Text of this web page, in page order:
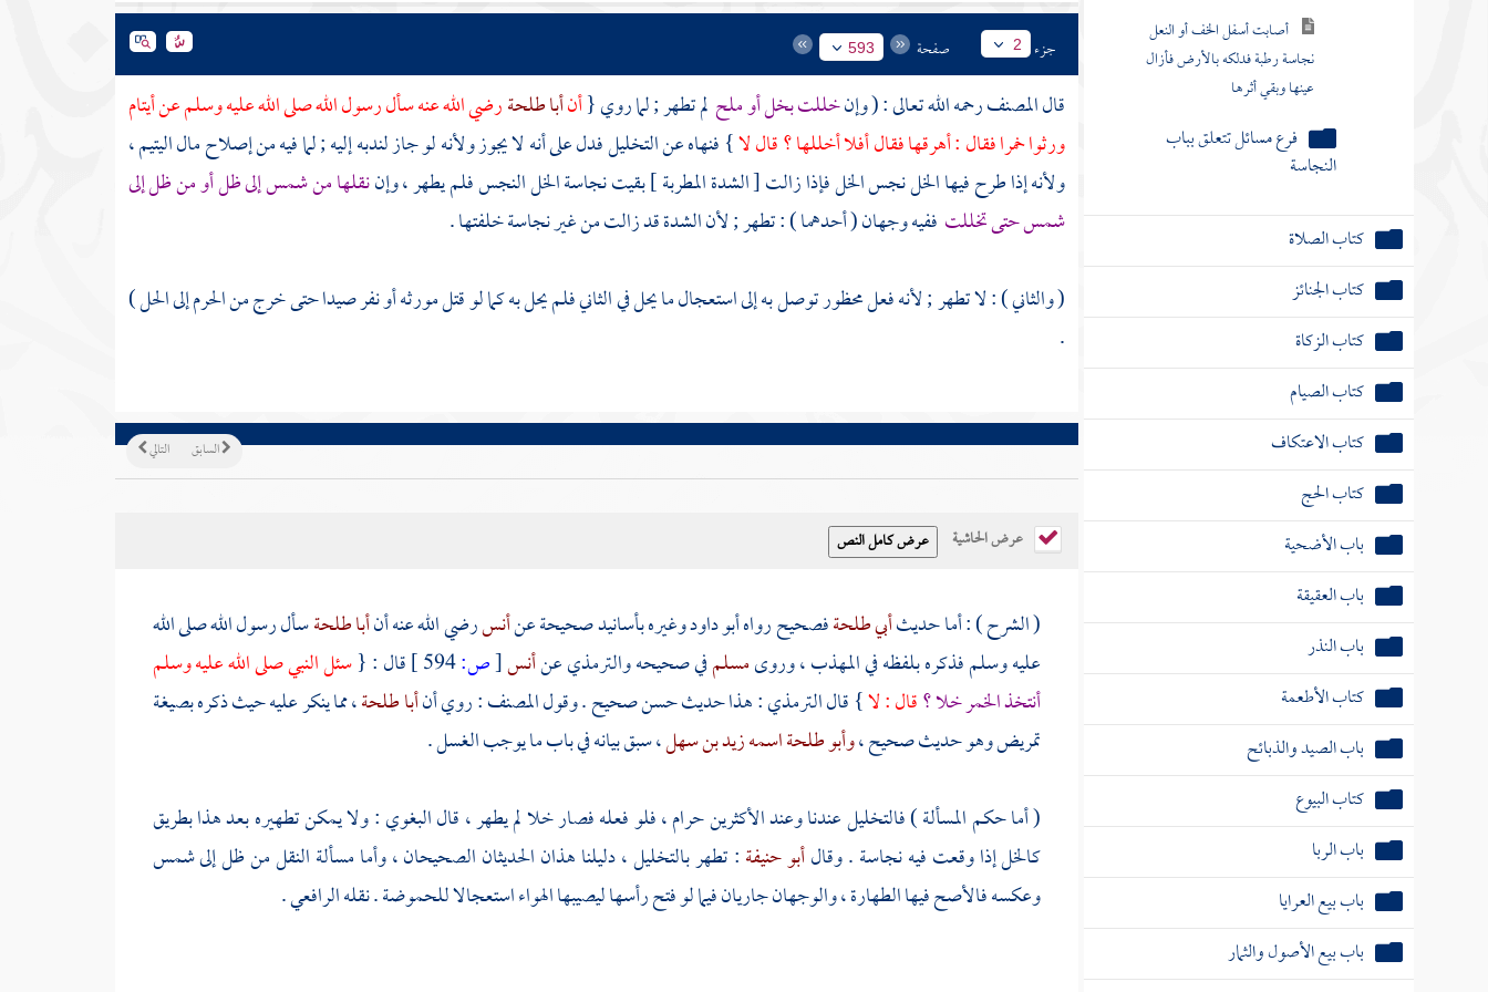
أصابت أسفل الخف أو النعل
نجاسة رطبة فدلكه بالأرض فأزال
عينها وبقي أثرها
فرع مسائل تتعلق بباب
النجاسة
كتاب الصلاة
كتاب الجنائز
كتاب الزكاة
كتاب الصيام
كتاب الاعتكاف
كتاب الحج
باب الأضحية
باب العقيقة
باب النذر
كتاب الأطعمة
باب الصيد والذبائح
كتاب البيوع
باب الربا
باب بيع العرايا
باب بيع الأصول والثمار
جزء 2 صفحة 593
قالالمصنفرحمه الله تعالى : ( وإنخللت بخل أو ملح لم تطهر ; لما روي {أنأبا طلحةرضي الله عنه سأل رسول الله صلى الله عليه وسلم عن أيتام
ورثوا خمرا فقال : أهرقها فقال أفلا أخللها ؟ قال لا} فنهاه عن التخليل فدل على أنه لا يجوز ولأنه لو جاز لندبه إليه ; لما فيه من إصلاح مال اليتيم ،
ولأنه إذا طرح فيها الخل نجس الخل فإذا زالت [ الشدة المطربة ] بقيت نجاسة الخل النجس فلم يطهر ، وإننقلها من شمس إلى ظل أو من ظل إلى
شمس حتى تخللت ففيه وجهان ( أحدهما ) : تطهر ; لأن الشدة قد زالت من غير نجاسة خلفتها .
( والثاني ) : لا تطهر ; لأنه فعل محظور توصل به إلى استعجال ما يحل في الثاني فلم يحل به كما لو قتل مورثه أو نفر صيدا حتى خرج من الحرم إلى الحل )
.
التالي السابق
عرض الحاشية
( الشرح ) : أما حديثأبي طلحةفصحيح رواهأبو داودوغيره بأسانيد صحيحة عنأنسرضي الله عنه أنأبا طلحةسأل رسول الله صلى الله
عليه وسلم فذكره بلفظه في المهذب ، وروىمسلمفي صحيحهوالترمذيعنأنس[ص: قال : {سئل النبي صلى الله عليه وسلم
أنتخذ الخمر خلا ؟قال : لا} قالالترمذي: هذا حديث حسن صحيح . وقولالمصنف: روي أنأبا طلحة، مما ينكر عليه حيث ذكره بصيغة
تمريض وهو حديث صحيح ،وأبو طلحة اسمه زيد بن سهل، سبق بيانه في باب ما يوجب الغسل .
( أما حكم المسألة ) فالتخليل عندنا وعند الأكثرين حرام ، فلو فعله فصار خلا لم يطهر ، قالالبغوي: ولا يمكن تطهيره بعد هذا بطريق
كالخل إذا وقعت فيه نجاسة . وقالأبو حنيفة: تطهر بالتخليل ، دليلنا هذان الحديثان الصحيحان ، وأما مسألة النقل من ظل إلى شمس
وعكسه فالأصح فيها الطهارة ، والوجهان جاريان فيما لو فتح رأسها ليصيبها الهواء استعجالا للحموضة . نقلهالرافعي.